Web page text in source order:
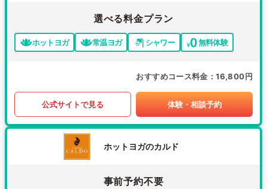
選べる料金プラン
ホットヨガ 常温ヨガ シャワー 無料体験
おすすめコース料金 16,800円
公式サイトで見る 体験・相談予約
ホットヨガのカルド
事前予約不要